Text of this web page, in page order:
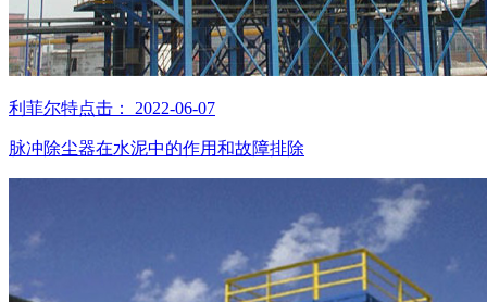
利菲尔特点击： 2022-06-07
脉冲除尘器在水泥中的作用和故障排除